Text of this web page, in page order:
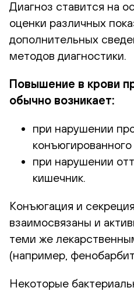
Диагноз ставится на
оценки различных
дополнительных
методов диагностики.
Повышение в крови
обычно возникает:
при нарушении
при нарушении
кишечник.
Конъюгация и
взаимосвязаны и
теми же
(например,
Некоторые